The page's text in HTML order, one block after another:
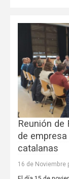
Reunión de
de
catalanas
16 de Noviembre